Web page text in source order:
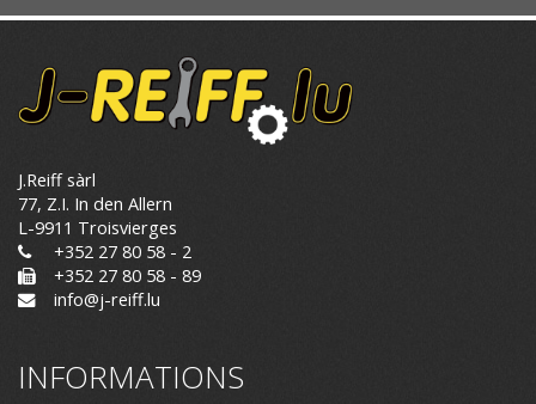
J.Reiff sàrl
77, Z.I. In den Allern
L-9911 Troisvierges
+352 27 80 58 - 2
+352 27 80 58 - 89
info@j-reiff.lu
INFORMATIONS